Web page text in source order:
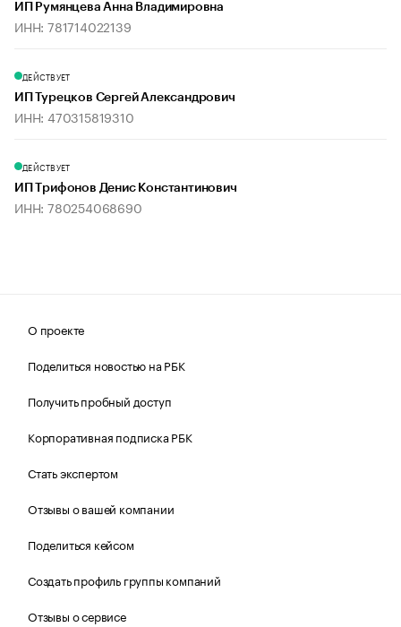
ИП Румянцева Анна Владимировна
ИНН: 781714022139
ДЕЙСТВУЕТ
ИП Турецков Сергей Александрович
ИНН: 470315819310
ДЕЙСТВУЕТ
ИП Трифонов Денис Константинович
ИНН: 780254068690
О проекте
Поделиться новостью на РБК
Получить пробный доступ
Корпоративная подписка РБК
Стать экспертом
Отзывы о вашей компании
Поделиться кейсом
Создать профиль группы компаний
Отзывы о сервисе